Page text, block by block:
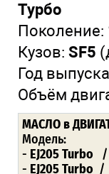
Турбо
Поколение:
Кузов: SF5
Год
Объём
МАСЛО в
Модель:
- EJ205 Turbo /
- EJ205 Turbo /